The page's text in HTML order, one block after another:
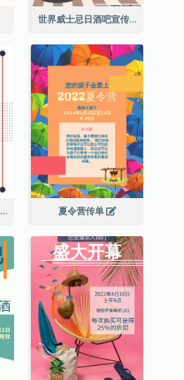
世界威士忌日酒吧宣传传单
母亲节晚餐预约优惠海报 夏令营传单